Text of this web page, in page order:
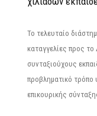
Το τελευταίο
καταγγελίες προς
συνταξιούχους
προβληματικό τρόπο
επικουρικής